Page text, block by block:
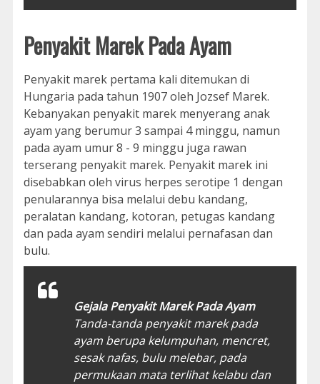
Penyakit Marek Pada Ayam
Penyakit marek pertama kali ditemukan di
Hungaria pada tahun 1907 oleh Jozsef Marek.
Kebanyakan penyakit marek menyerang anak
ayam yang berumur 3 sampai 4 minggu, namun
pada ayam umur 8 - 9 minggu juga rawan
terserang penyakit marek. Penyakit marek ini
disebabkan oleh virus herpes serotipe 1 dengan
penularannya bisa melalui debu kandang,
peralatan kandang, kotoran, petugas kandang
dan pada ayam sendiri melalui pernafasan dan
bulu.
Gejala Penyakit Marek Pada Ayam
Tanda-tanda penyakit marek pada
ayam berupa kelumpuhan, mencret,
sesak nafas, bulu melebar, pada
permukaan mata terlihat kelabu dan